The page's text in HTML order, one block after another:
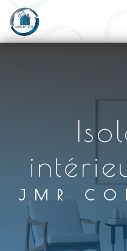
Isolation
JMR
Panneau de gestion des